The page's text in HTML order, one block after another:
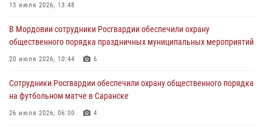
подозреваемого в причинении телесных повреждений супруге
05 августа 2026, 12:34
проведения масштабного праздника в Темникове
05 августа 2026, 09:04 4
13 июля 2026, 13:48
В Мордовии сотрудники Росгвардии обеспечили охрану
общественного порядка праздничных муниципальных мероприятий
20 июля 2026, 10:44 6
Сотрудники Росгвардии обеспечили охрану общественного порядка
на футбольном матче в Саранске
26 июля 2026, 06:00 4